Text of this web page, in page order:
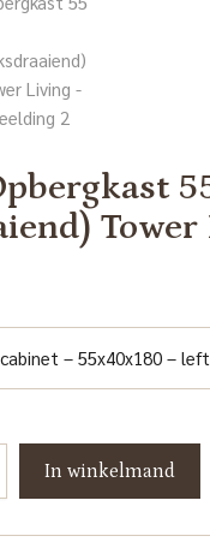
– 55x40x180 –
In winkelmand